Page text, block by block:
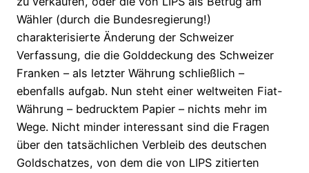
Wähler (durch die Bundesregierung!)
charakterisierte Änderung der Schweizer
Verfassung, die die Golddeckung des Schweizer
Franken – als letzter Währung schließlich –
ebenfalls aufgab. Nun steht einer weltweiten Fiat-
Währung – bedrucktem Papier – nichts mehr im
Wege. Nicht minder interessant sind die Fragen
über den tatsächlichen Verbleib des deutschen
Goldschatzes, von dem die von LIPS zitierten